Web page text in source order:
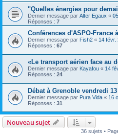
"Quelles énergies pour
Dernier message par Alter Egaux «
Réponses : 7
Conférences d'ASPO-France
Dernier message par Fish2 « 14 févr.
Réponses : 67
«Le transport aérien face au
Dernier message par Kayafou « 14
Réponses : 24
Débat à Grenoble vendredi 13
Dernier message par Pura Vida « 16
Réponses : 31
Nouveau sujet
36 sujets •